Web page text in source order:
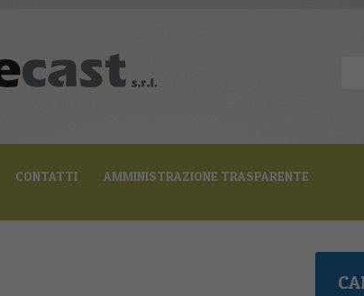
CONTATTI AMMINISTRAZIONE TRASPARENTE